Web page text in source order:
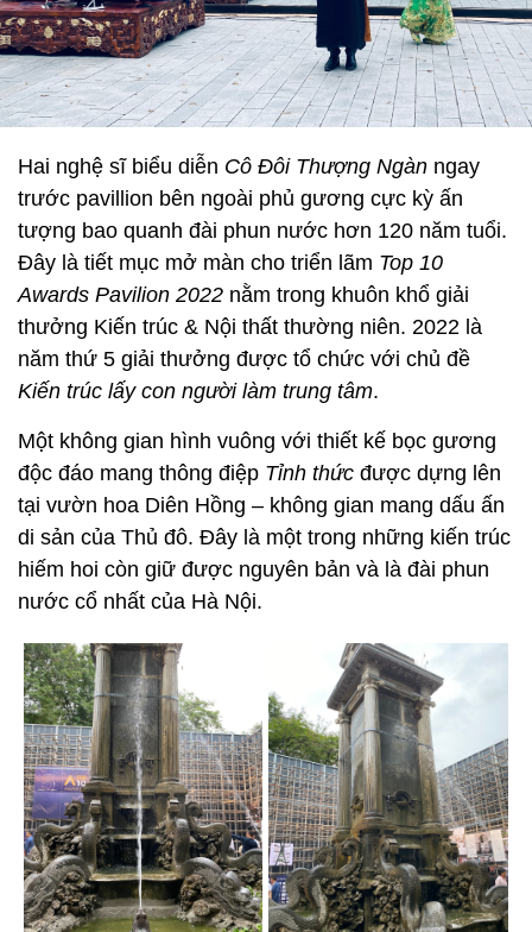
Hai nghệ sĩ biểu diễn Cô Đôi Thượng Ngàn ngay
trước pavillion bên ngoài phủ gương cực kỳ ấn
tượng bao quanh đài phun nước hơn 120 năm tuổi.
Đây là tiết mục mở màn cho triển lãm Top 10
Awards Pavilion 2022 nằm trong khuôn khổ giải
thưởng Kiến trúc & Nội thất thường niên. 2022 là
năm thứ 5 giải thưởng được tổ chức với chủ đề
Kiến trúc lấy con người làm trung tâm.
Một không gian hình vuông với thiết kế bọc gương
độc đáo mang thông điệp Tỉnh thức được dựng lên
tại vườn hoa Diên Hồng – không gian mang dấu ấn
di sản của Thủ đô. Đây là một trong những kiến trúc
hiếm hoi còn giữ được nguyên bản và là đài phun
nước cổ nhất của Hà Nội.